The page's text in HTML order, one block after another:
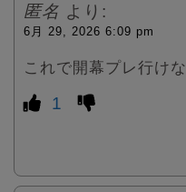
匿名 より:
6月 29, 2026 6:09 pm
これで開幕プレ行け
1